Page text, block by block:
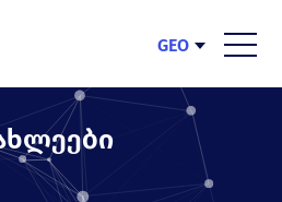
GEO
ENG